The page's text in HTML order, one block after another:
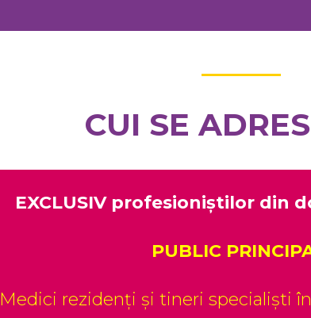
CUI SE
EXCLUSIV profesioniștilor din
PUBLIC
Medici rezidenți și tineri specialiști